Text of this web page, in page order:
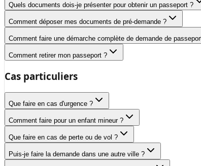
Quels documents dois-je présenter pour obtenir un passeport ?
Comment déposer mes documents de pré-demande ?
Comment faire une démarche complète de demande de
Comment retirer mon passeport ?
Cas particuliers
Que faire en cas d'urgence ?
Comment faire pour un enfant mineur ?
Que faire en cas de perte ou de vol ?
Puis-je faire la demande dans une autre ville ?